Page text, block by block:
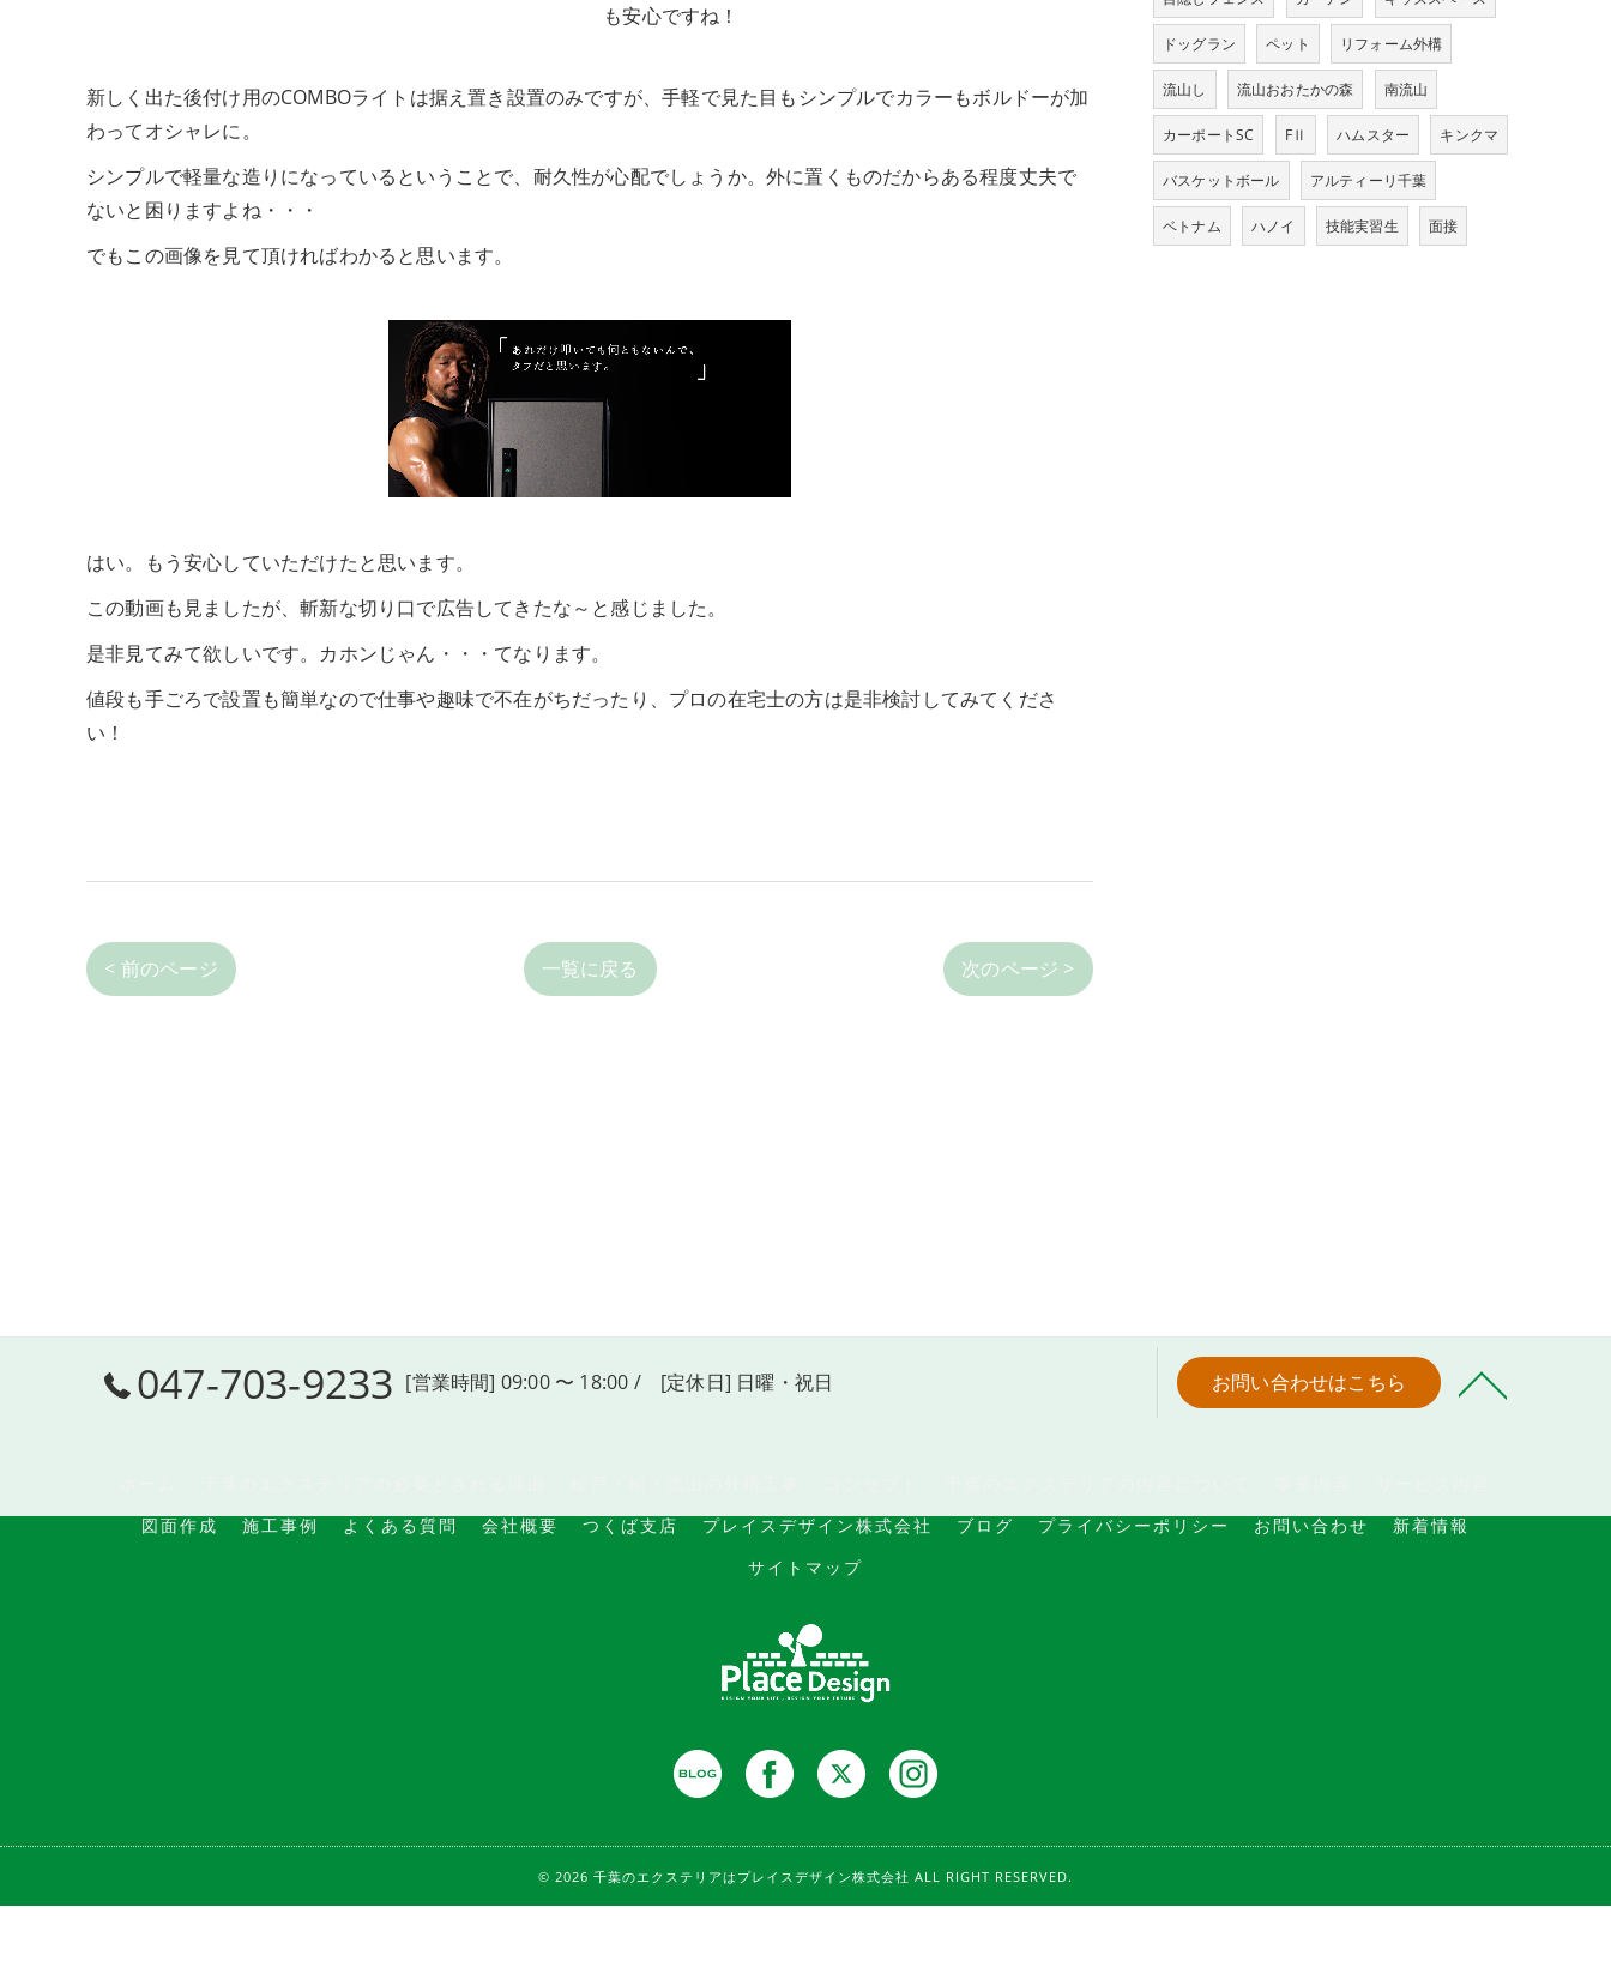
も安心ですね！
新しく出た後付け用のCOMBOライトは据え置き設置のみですが、手軽で見た目もシンプルでカラーもボルドーが加
わってオシャレに。
シンプルで軽量な造りになっているということで、耐久性が心配でしょうか。外に置くものだからある程度丈夫で
ないと困りますよね・・・
でもこの画像を見て頂ければわかると思います。
はい。もう安心していただけたと思います。
この動画も見ましたが、斬新な切り口で広告してきたな～と感じました。
是非見てみて欲しいです。カホンじゃん・・・てなります。
値段も手ごろで設置も簡単なので仕事や趣味で不在がちだったり、プロの在宅士の方は是非検討してみてくださ
い！
< 前のページ 一覧に戻る 次のページ >
ドッグラン ペット リフォーム外構
流山し 流山おおたかの森 南流山
カーポートSC FⅡ ハムスター キンクマ
バスケットボール アルティーリ千葉
ベトナム ハノイ 技能実習生 面接
047-703-9233 [営業時間] 09:00 〜 18:00 / [定休日] 日曜・祝日 お問い合わせはこちら
図面作成
施工事例 よくある質問 会社概要 つくば支店 プレイスデザイン株式会社 ブログ プライバシーポリシー お問い合わせ
新着情報
サイトマップ
© 2026 千葉のエクステリアはプレイスデザイン株式会社 ALL RIGHT RESERVED.